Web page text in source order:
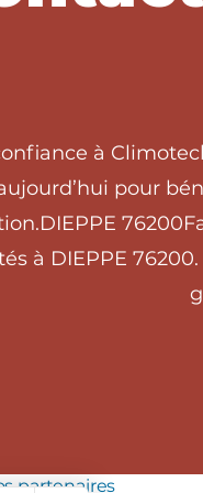
à
pour
à DIEPPE
partenaires